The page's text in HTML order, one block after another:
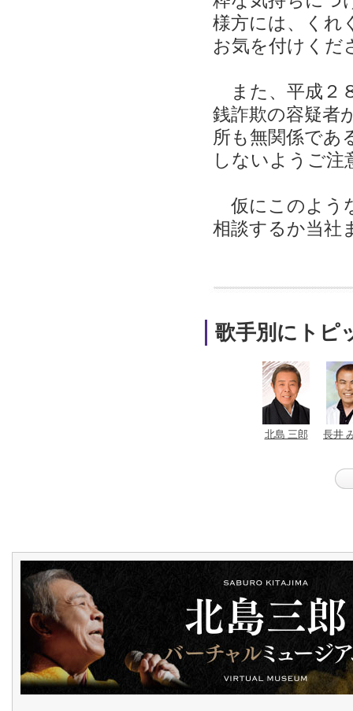
様方には、くれ
お気を付けくだ
また、平成２
銭詐欺の容疑者
所も無関係であ
しないようご注
仮にこのよう
相談するか当社
歌手別にトピ
北島 三郎 長井